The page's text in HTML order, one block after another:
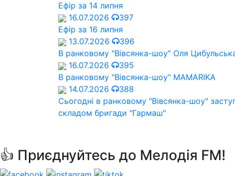
Ефір за 14 липня
16.07.2026
397
Ефір за 16 липня
13.07.2026
396
В ранковому "Вівсянка-шоу" Оля
16.07.2026
395
В ранковому "Вівсянка-шоу" MAMARIKA
14.07.2026
388
Сьогодні в ранковому "Вівсянка-шоу"
складом бригади "Гармаш"
👍 Приєднуйтесь до Мелодія FM!